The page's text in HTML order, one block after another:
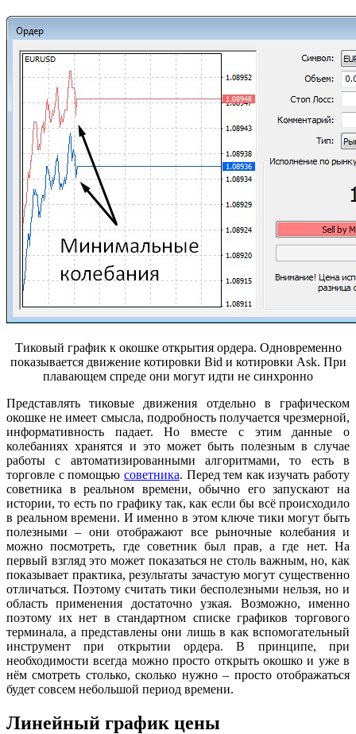
Тиковый график к окошке открытия ордера. Одновременно
показывается движение котировки Bid и котировки Ask. При
плавающем спреде они могут идти не синхронно
Представлять тиковые движения отдельно в графическом
окошке не имеет смысла, подробность получается чрезмерной,
информативность падает. Но вместе с этим данные о
колебаниях хранятся и это может быть полезным в случае
работы с автоматизированными алгоритмами, то есть в
торговле с помощью советника. Перед тем как изучать работу
советника в реальном времени, обычно его запускают на
истории, то есть по графику так, как если бы всё происходило
в реальном времени. И именно в этом ключе тики могут быть
полезными – они отображают все рыночные колебания и
можно посмотреть, где советник был прав, а где нет. На
первый взгляд это может показаться не столь важным, но, как
показывает практика, результаты зачастую могут существенно
отличаться. Поэтому считать тики бесполезными нельзя, но и
область применения достаточно узкая. Возможно, именно
поэтому их нет в стандартном списке графиков торгового
терминала, а представлены они лишь в как вспомогательный
инструмент при открытии ордера. В принципе, при
необходимости всегда можно просто открыть окошко и уже в
нём смотреть столько, сколько нужно – просто отображаться
будет совсем небольшой период времени.
Линейный график цены